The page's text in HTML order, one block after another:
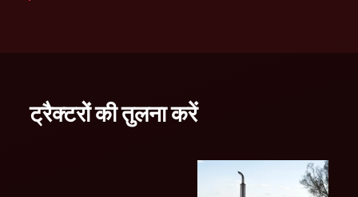
ट्रैक्टरों की तुलना करें